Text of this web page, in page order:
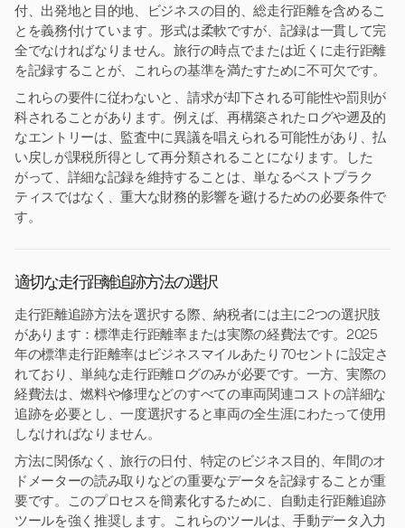
付、出発地と目的地、ビジネスの目的、総走行距離を含めるこ
とを義務付けています。形式は柔軟ですが、記録は一貫して完
全でなければなりません。旅行の時点でまたは近くに走行距離
を記録することが、これらの基準を満たすために不可欠です。
これらの要件に従わないと、請求が却下される可能性や罰則が
科されることがあります。例えば、再構築されたログや遡及的
なエントリーは、監査中に異議を唱えられる可能性があり、払
い戻しが課税所得として再分類されることになります。した
がって、詳細な記録を維持することは、単なるベストプラク
ティスではなく、重大な財務的影響を避けるための必要条件で
す。
適切な走行距離追跡方法の選択
走行距離追跡方法を選択する際、納税者には主に2つの選択肢
があります：標準走行距離率または実際の経費法です。2025
年の標準走行距離率はビジネスマイルあたり70セントに設定さ
れており、単純な走行距離ログのみが必要です。一方、実際の
経費法は、燃料や修理などのすべての車両関連コストの詳細な
追跡を必要とし、一度選択すると車両の全生涯にわたって使用
しなければなりません。
方法に関係なく、旅行の日付、特定のビジネス目的、年間のオ
ドメーターの読み取りなどの重要なデータを記録することが重
要です。このプロセスを簡素化するために、自動走行距離追跡
ツールを強く推奨します。これらのツールは、手動データ入力